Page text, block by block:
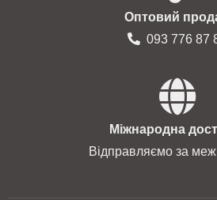
Оптовий
093 776 87
Міжнародна
Відправляємо за